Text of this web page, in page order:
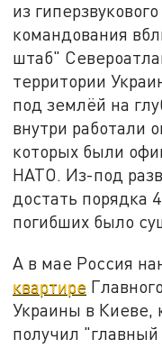
из
командования
штаб"
территории
под землёй на
внутри работали
которых были
НАТО. Из-под
достать порядка
погибших было
А в мае Россия
квартире
Украины в Киеве,
получил